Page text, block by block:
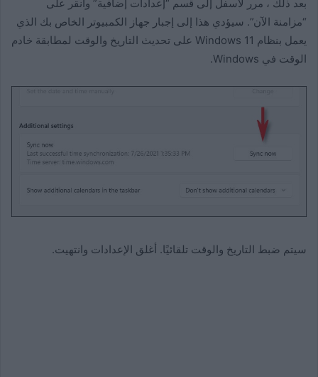
بعد ذلك ، مرر لأسفل إلى قسم “إعدادات إضافية” وانقر على
“مزامنة الآن”. سيؤدي هذا إلى إجبار جهاز الكمبيوتر الخاص بك الذي
يعمل بنظام Windows 11 على تحديث التاريخ والوقت لمطابقة خادم
الوقت في Windows.
سيتم ضبط التاريخ والوقت تلقائيًا. أغلق الإعدادات وانتهيت.